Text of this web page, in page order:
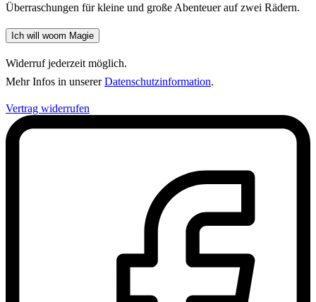
Überraschungen für kleine und große Abenteuer auf zwei Rädern.
Ich will woom Magie
Widerruf jederzeit möglich.
Mehr Infos in unsererDatenschutzinformation.
Vertrag widerrufen